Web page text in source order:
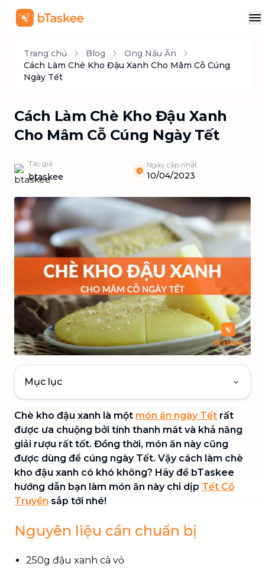
Trang chủ Blog
Ong Nấu Ăn
Cách Làm Chè Kho Đậu Xanh Cho Mâm Cỗ Cúng
Ngày Tết
Cách Làm Chè Kho Đậu Xanh
Cho Mâm Cỗ Cúng Ngày Tết
Tác giả
btaskee
Ngày cập nhật
10/04/2023
Mục lục
Chè kho đậu xanh là một món ăn ngày Tết rất
được ưa chuộng bởi tính thanh mát và khả năng
giải rượu rất tốt. Đồng thời, món ăn này cũng
được dùng để cúng ngày Tết. Vậy cách làm chè
kho đậu xanh có khó không? Hãy để bTaskee
hướng dẫn bạn làm món ăn này chi dịp Tết Cổ
Truyền sắp tới nhé!
Nguyên liệu cần chuẩn bị
250g đậu xanh cà vỏ